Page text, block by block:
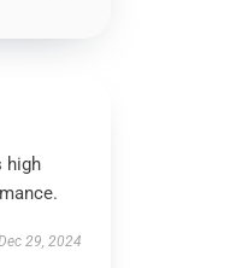
high
29, 2024